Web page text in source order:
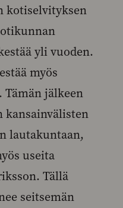
kotiselvityksen
yli vuoden.
myös
jälkeen
kansainvälisten
lautakuntaan,
useita
Tällä
seitsemän